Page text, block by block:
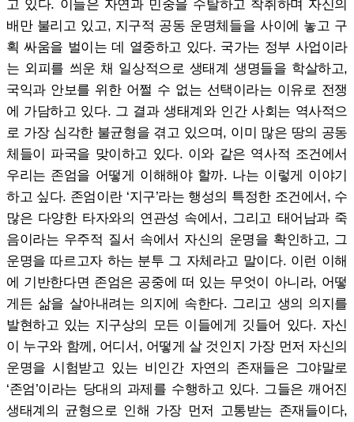
고 있다. 이들은 자연과 민중을 수탈하고 착취하며 자신의
배만 불리고 있고, 지구적 공동 운명체들을 사이에 놓고 구
획 싸움을 벌이는 데 열중하고 있다. 국가는 정부 사업이라
는 외피를 씌운 채 일상적으로 생태계 생명들을 학살하고,
국익과 안보를 위한 어쩔 수 없는 선택이라는 이유로 전쟁
에 가담하고 있다. 그 결과 생태계와 인간 사회는 역사적으
로 가장 심각한 불균형을 겪고 있으며, 이미 많은 땅의 공동
체들이 파국을 맞이하고 있다. 이와 같은 역사적 조건에서
우리는 존엄을 어떻게 이해해야 할까. 나는 이렇게 이야기
하고 싶다. 존엄이란 ‘지구’라는 행성의 특정한 조건에서, 수
많은 다양한 타자와의 연관성 속에서, 그리고 태어남과 죽
음이라는 우주적 질서 속에서 자신의 운명을 확인하고, 그
운명을 따르고자 하는 분투 그 자체라고 말이다. 이런 이해
에 기반한다면 존엄은 공중에 떠 있는 무엇이 아니라, 어떻
게든 삶을 살아내려는 의지에 속한다. 그리고 생의 의지를
발현하고 있는 지구상의 모든 이들에게 깃들어 있다. 자신
이 누구와 함께, 어디서, 어떻게 살 것인지 가장 먼저 자신의
운명을 시험받고 있는 비인간 자연의 존재들은 그야말로
‘존엄’이라는 당대의 과제를 수행하고 있다. 그들은 깨어진
생태계의 균형으로 인해 가장 먼저 고통받는 존재들이다,